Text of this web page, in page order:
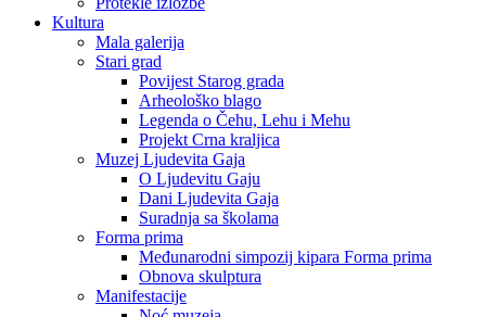
Kultura
Mala galerija
Stari grad
Povijest Starog grada
Arheološko blago
Legenda o Čehu, Lehu i Mehu
Projekt Crna kraljica
Muzej Ljudevita Gaja
O Ljudevitu Gaju
Dani Ljudevita Gaja
Suradnja sa školama
Forma prima
Međunarodni simpozij kipara Forma prima
Obnova skulptura
Manifestacije